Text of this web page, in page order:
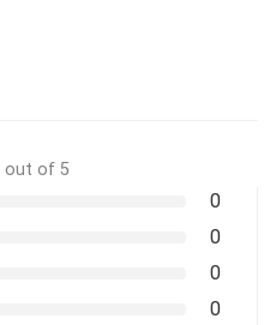
out of 5
0
0
0
0